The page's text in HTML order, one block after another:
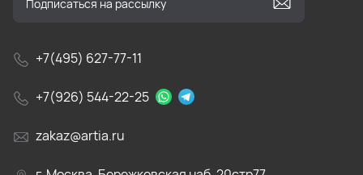
+7(495) 627-77-11
+7(926) 544-22-25
zakaz@artia.ru